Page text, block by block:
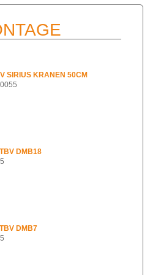
SIRIUS KRANEN 50CM
DMB18
DMB7